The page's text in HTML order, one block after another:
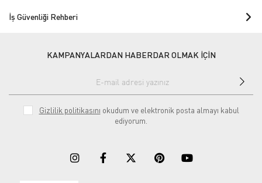
İş Güvenliği Rehberi
KAMPANYALARDAN HABERDAR OLMAK İÇİN
Gizlilik politikasını okudum ve elektronik posta almayı kabul
ediyorum.